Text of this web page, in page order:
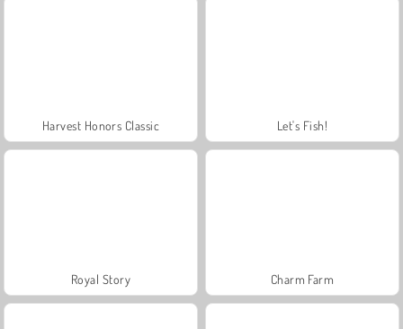
Harvest Honors Classic Let's Fish!
Royal Story Charm Farm